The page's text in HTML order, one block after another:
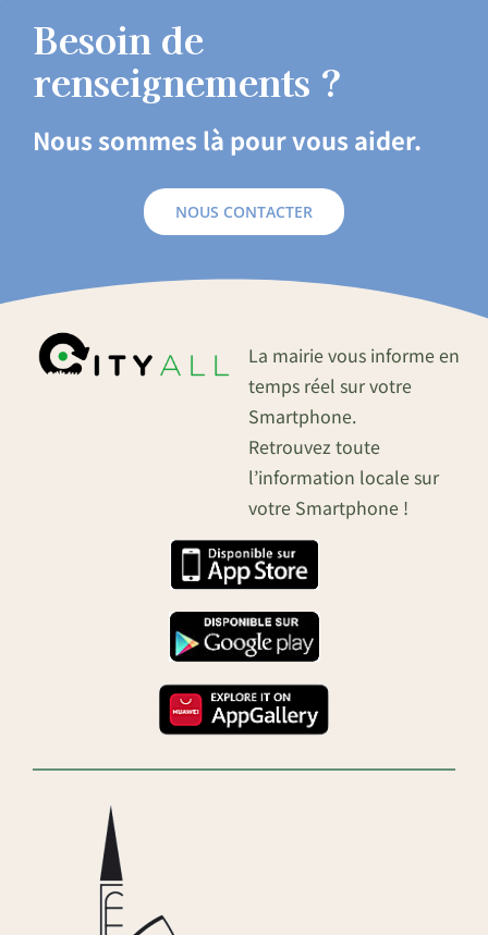
Besoin de
renseignements ?
Nous sommes là pour vous aider.
NOUS CONTACTER
La mairie vous informe en
temps réel sur votre
Smartphone.
Retrouvez toute
l’information locale sur
votre Smartphone !